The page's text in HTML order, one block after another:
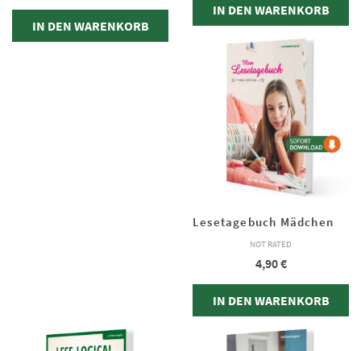
IN DEN WARENKORB
IN DEN WARENKORB
Lesetagebuch Mädchen
NOT RATED
4,90€
IN DEN WARENKORB